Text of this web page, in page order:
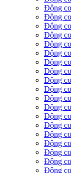
Động
Động
Động
Động
Động
Động
Động
Động
Động
Động
Động
Động
Động
Động
Động
Động
Động
Động
Động